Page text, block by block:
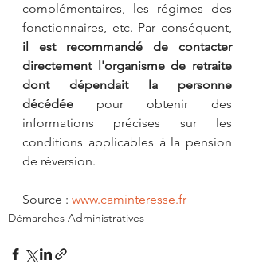
complémentaires, les régimes des
il est recommandé de contacter
directement l'organisme de retraite
dont dépendait la personne
décédée pour obtenir des
informations précises sur les
conditions applicables à la pension
de réversion.
Source : www.caminteresse.fr
Démarches Administratives